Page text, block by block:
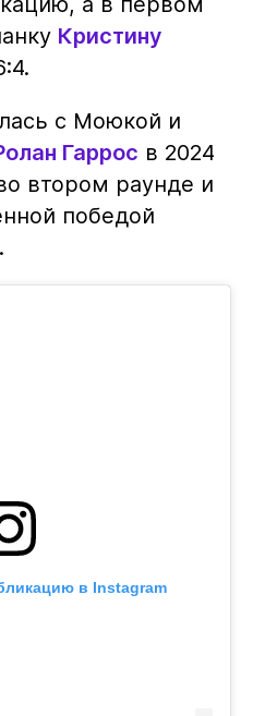
Кристину
с Моюкой и
Гаррос в 2024
втором раунде и
победой
в Instagram